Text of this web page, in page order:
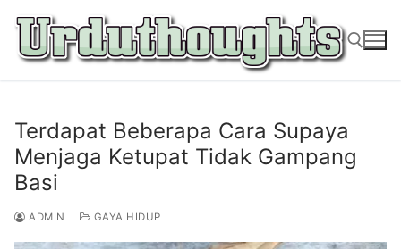
konten
Terdapat Beberapa Cara Supaya
Menjaga Ketupat Tidak Gampang
Basi
ADMIN GAYA HIDUP